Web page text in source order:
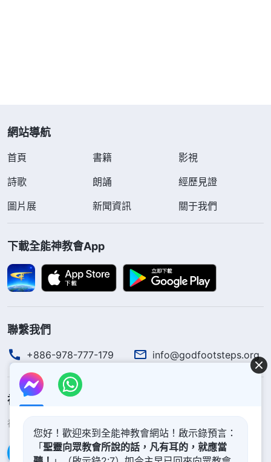
網站導航
首頁 書籍
影視
詩歌
朗誦
經歷見證
圖片展
新聞資訊 關于我們
下載全能神教會App
聯繫我們
+886-978-777-179 info@godfootsteps.org
神的國度降臨了
神的國度已經降臨在人間！你想進入神的國度嗎？
通過Messenger聯繫我們
您好！歡迎來到全能神教會網站！啟示錄預言：
「 聖靈向眾教會所說的話，凡有耳的，就應當